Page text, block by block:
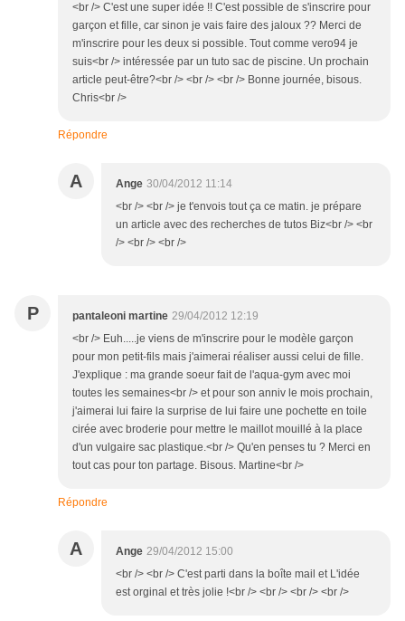
<br /> C'est une super idée !! C'est possible de s'inscrire pour
garçon et fille, car sinon je vais faire des jaloux ?? Merci de
m'inscrire pour les deux si possible. Tout comme vero94 je
suis<br /> intéressée par un tuto sac de piscine. Un prochain
article peut-être?<br /> <br /> <br /> Bonne journée, bisous.
Chris<br />
Répondre
A Ange 30/04/2012 11:14
<br /> <br /> je t'envois tout ça ce matin. je prépare
un article avec des recherches de tutos Biz<br /> <br
/> <br /> <br />
P pantaleoni martine 29/04/2012 12:19
<br /> Euh.....je viens de m'inscrire pour le modèle garçon
pour mon petit-fils mais j'aimerai réaliser aussi celui de fille.
J'explique : ma grande soeur fait de l'aqua-gym avec moi
toutes les semaines<br /> et pour son anniv le mois prochain,
j'aimerai lui faire la surprise de lui faire une pochette en toile
cirée avec broderie pour mettre le maillot mouillé à la place
d'un vulgaire sac plastique.<br /> Qu'en penses tu ? Merci en
tout cas pour ton partage. Bisous. Martine<br />
Répondre
A Ange 29/04/2012 15:00
<br /> <br /> C'est parti dans la boîte mail et L'idée
est orginal et très jolie !<br /> <br /> <br /> <br />